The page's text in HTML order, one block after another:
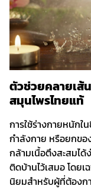
ตัวช่วยคลายเส้
สมุนไพรไทยแท้
การใช้ร่างกายหนักใ
กำลังกาย หรือยกขอ
กล้ามเนื้อตึงสะสมไ
ติดบ้านไว้เสมอ โดยเ
นิยมสำหรับผู้ที่ต้องก